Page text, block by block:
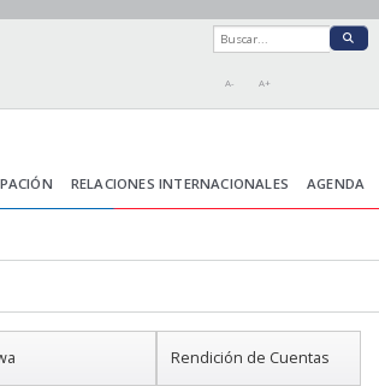
A- A+
RELACIONES INTERNACIONALES AGENDA
Rendición de Cuentas